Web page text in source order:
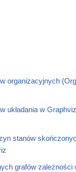
organizacyjnych
układania w
stanów
grafów